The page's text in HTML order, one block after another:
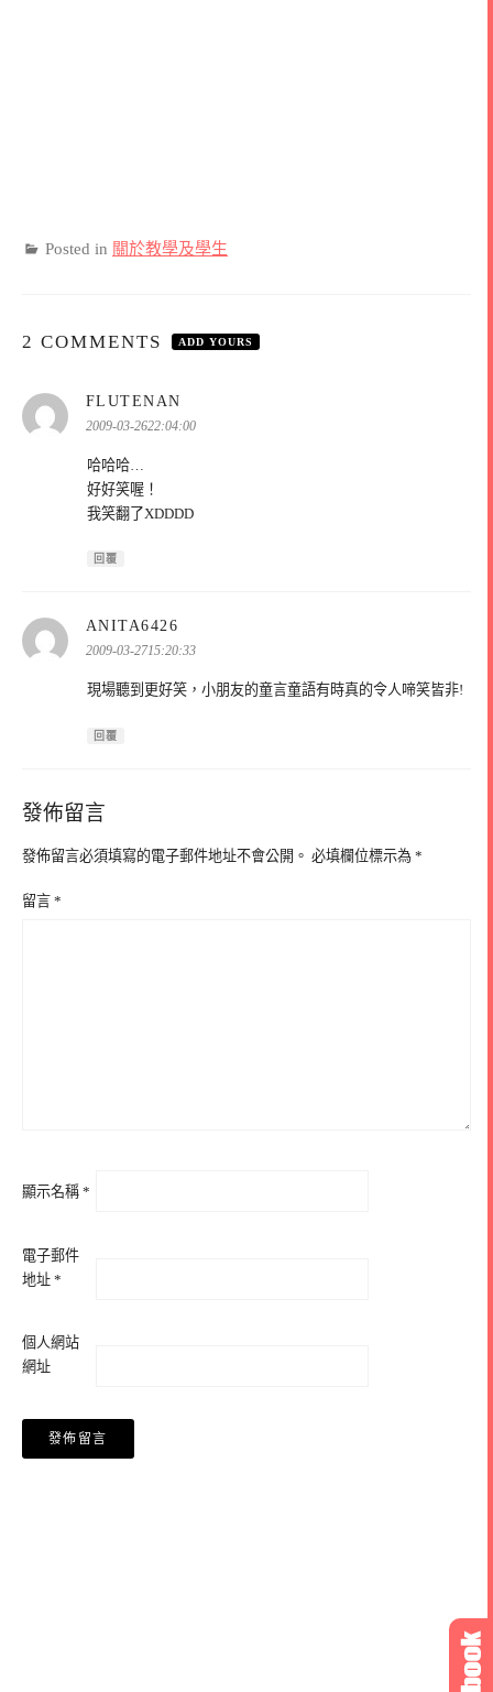
Posted in 關於教學及學生
2 COMMENTS ADD YOURS
FLUTENAN
示:
2009-03-2622:04:00
哈哈哈…
好好笑喔！
我笑翻了XDDDD
回覆
ANITA6426
示:
2009-03-2715:20:33
現場聽到更好笑，小朋友的童言童語有時真的令人啼笑皆非!
回覆
發佈留言
發佈留言必須填寫的電子郵件地址不會公開。 必填欄位標示為 *
留言 *
顯示名稱 *
電子郵件
地址 *
個人網站
網址